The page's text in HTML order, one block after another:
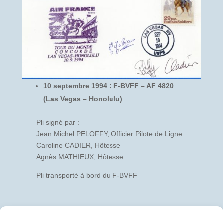
10 septembre 1994 : F-BVFF – AF 4820
(Las Vegas – Honolulu)
Pli signé par :
Jean Michel PELOFFY, Officier Pilote de Ligne
Caroline CADIER, Hôtesse
Agnès MATHIEUX, Hôtesse
Pli transporté à bord du F-BVFF